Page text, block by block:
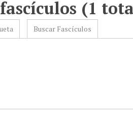
(1
Buscar Fascículos